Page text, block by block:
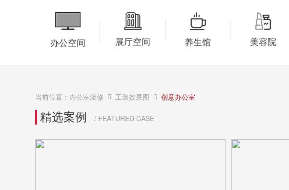
办公空间 展厅空间 养生馆 美容院
当前位置： 办公室装修 工装效果图 创意办公室
精选案例 / FEATURED CASE